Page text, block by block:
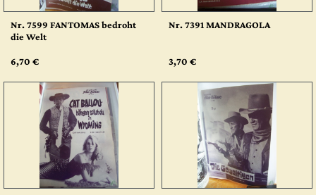
Nr. 7599 FANTOMAS bedroht
die Welt
6,70 €
Nr. 7391 MANDRAGOLA
3,70 €